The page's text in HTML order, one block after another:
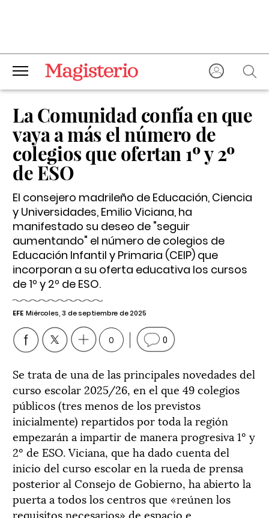
La Comunidad confía en que
vaya a más el número de
colegios que ofertan 1º y 2º
de ESO
El consejero madrileño de Educación, Ciencia
y Universidades, Emilio Viciana, ha
manifestado su deseo de "seguir
aumentando" el número de colegios de
Educación Infantil y Primaria (CEIP) que
incorporan a su oferta educativa los cursos
de 1º y 2º de ESO.
EFE Miércoles, 3 de septiembre de 2025
0 0
Se trata de una de las principales novedades del
curso escolar 2025/26, en el que 49 colegios
públicos (tres menos de los previstos
inicialmente) repartidos por toda la región
empezarán a impartir de manera progresiva 1º y
2º de ESO. Viciana, que ha dado cuenta del
inicio del curso escolar en la rueda de prensa
posterior al Consejo de Gobierno, ha abierto la
puerta a todos los centros que «reúnen los
requisitos necesarios» de espacio e